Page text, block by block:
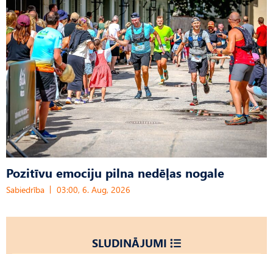
Pozitīvu emociju pilna nedēļas nogale
Sabiedrība 03:00, 6. Aug, 2026
SLUDINĀJUMI